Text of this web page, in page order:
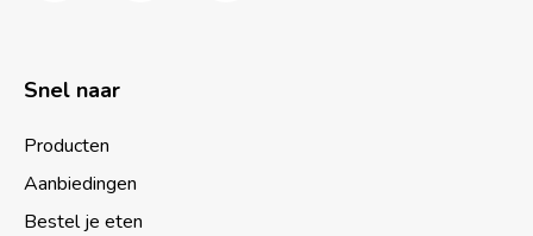
Snel naar
Producten
Aanbiedingen
Bestel je eten